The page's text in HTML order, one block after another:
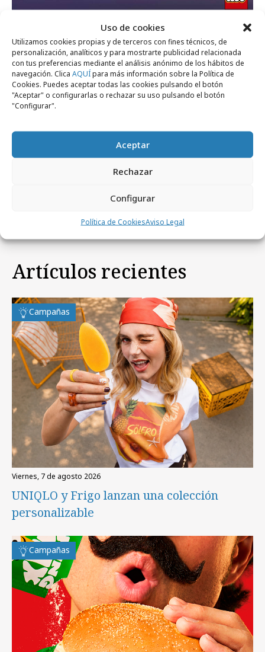
Uso de cookies
Utilizamos cookies propias y de terceros con fines técnicos, de
personalización, analíticos y para mostrarte publicidad relacionada
con tus preferencias mediante el análisis anónimo de los hábitos de
navegación. Clica AQUÍpara más información sobre la Política de
Cookies. Puedes aceptar todas las cookies pulsando el botón
"Aceptar" o configurarlas o rechazar su uso pulsando el botón
"Configurar".
Aceptar
Rechazar
Configurar
Política de CookiesAviso Legal
Comparte
Noticias Relacionadas
Artículos recientes
Campañas
viernes, 7 de agosto 2026
UNIQLO y Frigo lanzan una colección
personalizable
Campañas